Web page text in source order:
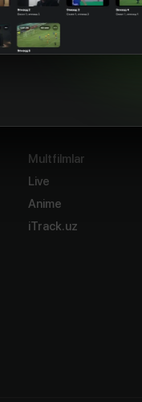
Multfilmlar
Live
Anime
iTrack.uz